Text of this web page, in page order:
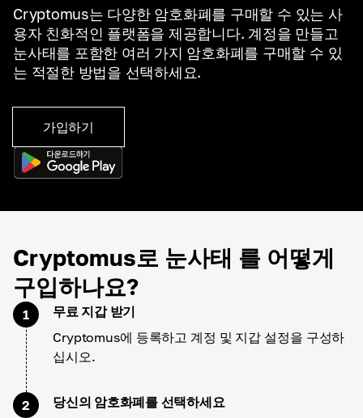
Cryptomus는 다양한 암호화폐를 구매할 수 있는 사
용자 친화적인 플랫폼을 제공합니다. 계정을 만들고
눈사태를 포함한 여러 가지 암호화폐를 구매할 수 있
는 적절한 방법을 선택하세요.
가입하기
Cryptomus로 눈사태 를 어떻게
구입하나요?
1
무료 지갑 받기
Cryptomus에 등록하고 계정 및 지갑 설정을 구성하
십시오.
2
당신의 암호화폐를 선택하세요